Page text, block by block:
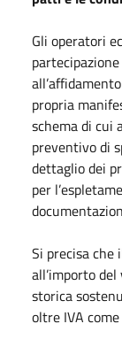
Gli operatori
propria
schema di cui
preventivo di
dettaglio dei
per
Si precisa
all’importo
storica
oltre IVA